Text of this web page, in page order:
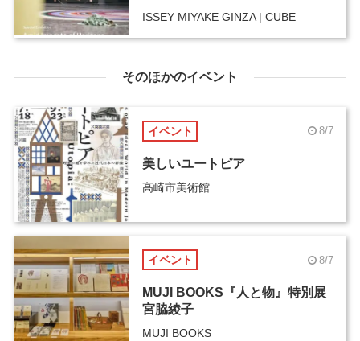
ISSEY MIYAKE GINZA | CUBE
そのほかのイベント
イベント 8/7
美しいユートピア
高崎市美術館
イベント 8/7
MUJI BOOKS『人と物』特別展
宮脇綾子
MUJI BOOKS